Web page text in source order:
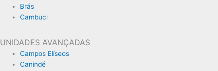
Brás
Cambuci
UNIDADES AVANÇADAS
Campos Elíseos
Canindé